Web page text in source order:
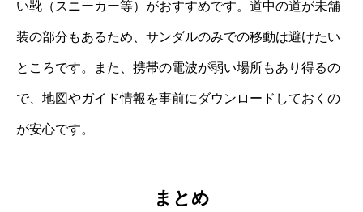
い靴（スニーカー等）がおすすめです。道中の道が未舗
装の部分もあるため、サンダルのみでの移動は避けたい
ところです。また、携帯の電波が弱い場所もあり得るの
で、地図やガイド情報を事前にダウンロードしておくの
が安心です。
まとめ